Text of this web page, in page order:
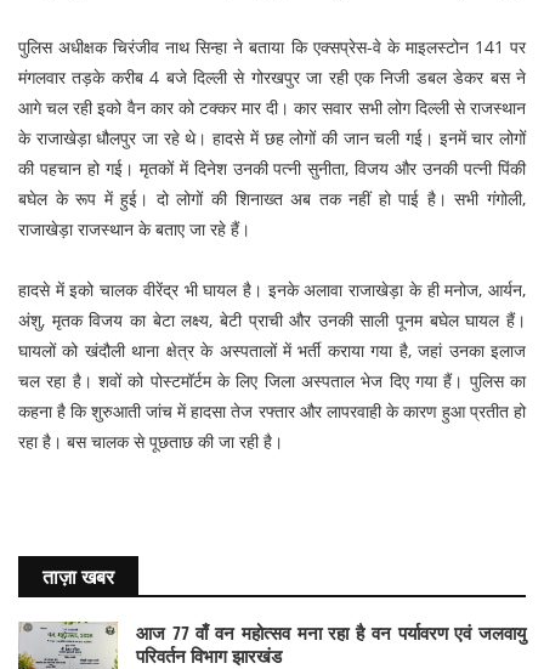
पुलिस अधीक्षक चिरंजीव नाथ सिन्हा ने बताया कि एक्सप्रेस-वे के माइलस्टोन 141 पर
मंगलवार तड़के करीब 4 बजे दिल्ली से गोरखपुर जा रही एक निजी डबल डेकर बस ने
आगे चल रही इको वैन कार को टक्कर मार दी। कार सवार सभी लोग दिल्ली से राजस्थान
के राजाखेड़ा धौलपुर जा रहे थे। हादसे में छह लोगों की जान चली गई। इनमें चार लोगों
की पहचान हो गई। मृतकों में दिनेश उनकी पत्नी सुनीता, विजय और उनकी पत्नी पिंकी
बघेल के रूप में हुई। दो लोगों की शिनाख्त अब तक नहीं हो पाई है। सभी गंगोली,
राजाखेड़ा राजस्थान के बताए जा रहे हैं।
हादसे में इको चालक वीरेंद्र भी घायल है। इनके अलावा राजाखेड़ा के ही मनोज, आर्यन,
अंशु, मृतक विजय का बेटा लक्ष्य, बेटी प्राची और उनकी साली पूनम बघेल घायल हैं।
घायलों को खंदौली थाना क्षेत्र के अस्पतालों में भर्ती कराया गया है, जहां उनका इलाज
चल रहा है। शवों को पोस्टमॉर्टम के लिए जिला अस्पताल भेज दिए गया हैं। पुलिस का
कहना है कि शुरुआती जांच में हादसा तेज रफ्तार और लापरवाही के कारण हुआ प्रतीत हो
रहा है। बस चालक से पूछताछ की जा रही है।
ताज़ा खबर
आज 77 वाँ वन महोत्सव मना रहा है वन पर्यावरण एवं जलवायु
परिवर्तन विभाग झारखंड